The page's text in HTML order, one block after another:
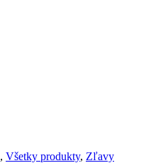
, Všetky produkty, Zľavy